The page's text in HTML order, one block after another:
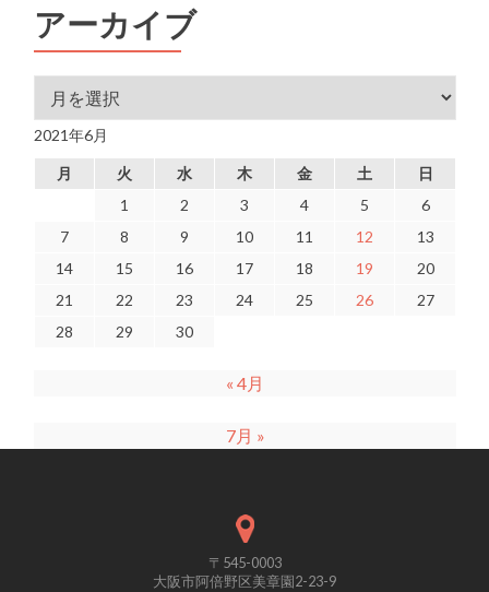
アーカイブ
アーカイブ
2021年6月
月 火 水 木 金 土
日
1
2 3 4 5
6
7
8 9 10 11 12
13
14
15 16 17 18 19
20
21
22 23 24 25 26
27
28
29 30
« 4月
7月 »
〒545-0003
大阪市阿倍野区美章園2-23-9